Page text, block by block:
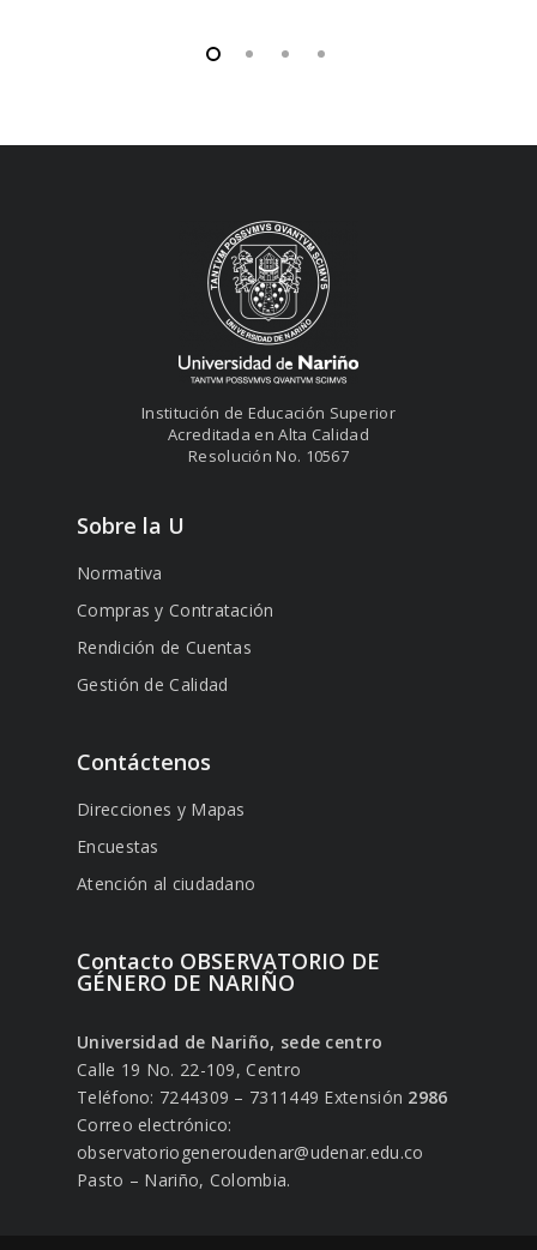
Institución de Educación Superior
Acreditada en Alta Calidad
Resolución No. 10567
Sobre la U
Normativa
Compras y Contratación
Rendición de Cuentas
Gestión de Calidad
Contáctenos
Direcciones y Mapas
Encuestas
Atención al ciudadano
Contacto OBSERVATORIO DE
GÉNERO DE NARIÑO
Universidad de Nariño, sede centro
Calle 19 No. 22-109, Centro
Teléfono: 7244309 – 7311449 Extensión 2986
Correo electrónico:
observatoriogeneroudenar@udenar.edu.co
Pasto – Nariño, Colombia.